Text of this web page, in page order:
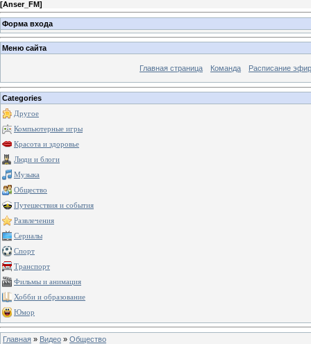
[Anser_FM]
Форма входа
Меню сайта
Главная страница Команда Расписание
Categories
Другое
Компьютерные игры
Красота и здоровье
Люди и блоги
Музыка
Общество
Путешествия и события
Развлечения
Сериалы
Спорт
Транспорт
Фильмы и анимация
Хобби и образование
Юмор
Главная » Видео » Общество